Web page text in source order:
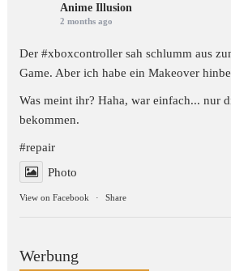
Anime Illusion
2 months ago
Der #xboxcontroller sah schlumm aus
Game. Aber ich habe ein Makeover
Was meint ihr? Haha, war einfach... nur
bekommen.
#repair
Photo
View on Facebook · Share
Werbung